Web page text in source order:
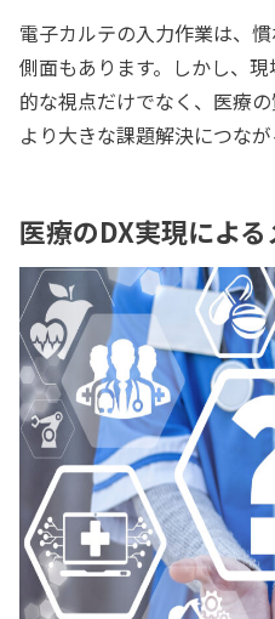
電子カルテの入力作業は、
側面もあります。しかし、
的な視点だけでなく、医療
より大きな課題解決につなが
医療のDX実現によ